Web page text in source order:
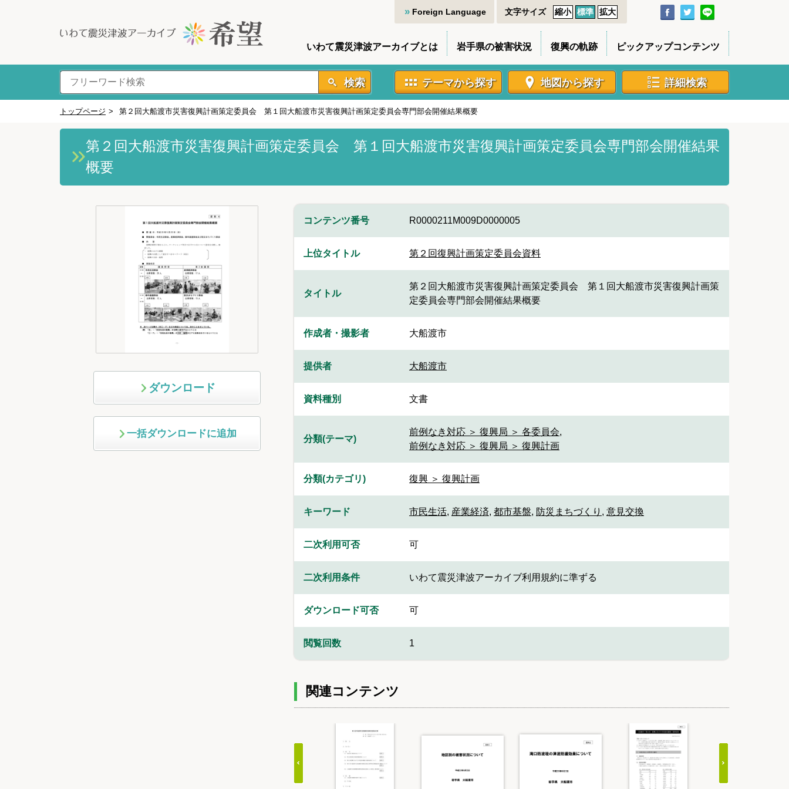
Foreign Language 文字サイズ 縮小 標準 拡大
いわて震災津波アーカイブとは 岩手県の被害状況 復興の軌跡 ピックアップコンテンツ
検索 テーマから探す 地図から探す 詳細検索
トップページ > 第２回大船渡市災害復興計画策定委員会 第１回大船渡市災害復興計画策定委員会専門部会開催結果概要
第２回大船渡市災害復興計画策定委員会 第１回大船渡市災害復興計画策定委員会専門部会開催結果
概要
ダウンロード
一括ダウンロードに追加
コンテンツ番号 R0000211M009D0000005
上位タイトル 第２回復興計画策定委員会資料
タイトル
第２回大船渡市災害復興計画策定委員会 第１回大船渡市災害復興計画策
定委員会専門部会開催結果概要
作成者・撮影者 大船渡市
提供者 大船渡市
資料種別 文書
分類(テーマ)
前例なき対応 ＞ 復興局 ＞ 各委員会,
前例なき対応 ＞ 復興局 ＞ 復興計画
分類(カテゴリ) 復興 ＞ 復興計画
キーワード 市民生活, 産業経済, 都市基盤, 防災まちづくり , 意見交換
二次利用可否 可
二次利用条件 いわて震災津波アーカイブ利用規約に準ずる
ダウンロード可否 可
閲覧回数 1
関連コンテンツ